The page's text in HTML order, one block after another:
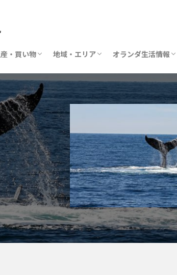
ケット
ット
・買い物
ップ
ッピングモール
ケット・市場
ンダ発ブランド
地域・エリア
アムステルダム
アムステルフェーン
スキポール空港
ライデン
ハーグ（デン・ハーグ）
ユトレヒト
マーストリヒト
オランダ生活情報
一時帰国